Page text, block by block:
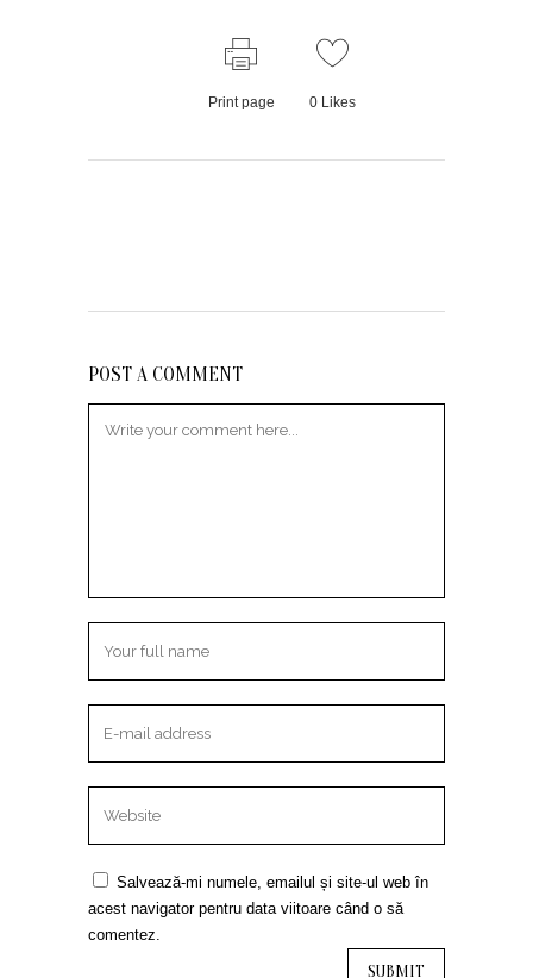
Print page 0Likes
POST A COMMENT
Salvează-mi numele, emailul și site-ul web în
acest navigator pentru data viitoare când o să
comentez.